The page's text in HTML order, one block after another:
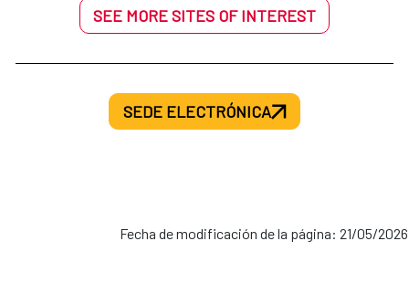
SEE MORE SITES OF INTEREST
SEDE ELECTRÓNICA
Fecha de modificación de la página: 21/05/2026